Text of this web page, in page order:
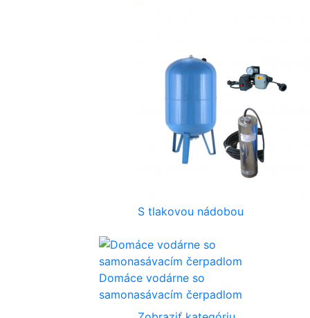
S tlakovou nádobou
Domáce vodárne so
samonasávacím čerpadlom